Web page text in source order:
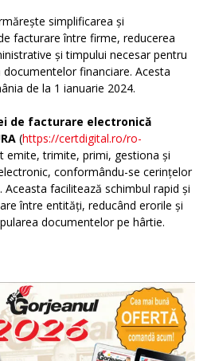
simplificarea și
facturare între firme, reducerea
și timpului necesar pentru
financiare. Acesta
de la 1 ianuarie 2024.
de facturare electronică
(https://certdigital.ro/ro-
emite, trimite, primi, gestiona și
conformându-se cerințelor
Aceasta facilitează schimbul rapid și
între entități, reducând erorile și
documentelor pe hârtie.